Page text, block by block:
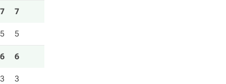
7 7
5 5
6 6
3 3